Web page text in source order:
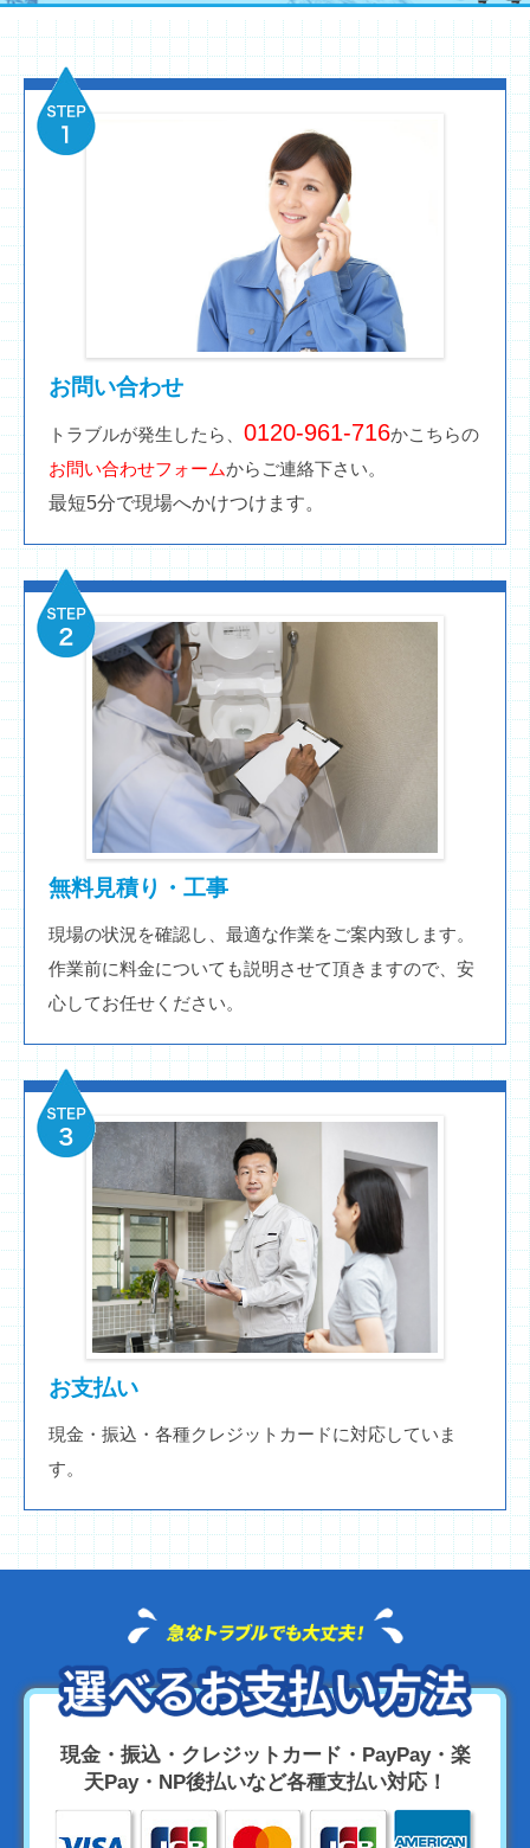
お問い合わせ
トラブルが発生したら、 0120-961-716かこちらの
お問い合わせフォームからご連絡下さい。
最短5分で現場へかけつけます。
無料見積り・工事
現場の状況を確認し、最適な作業をご案内致します。
作業前に料金についても説明させて頂きますので、安
心してお任せください。
お支払い
現金・振込・各種クレジットカードに対応していま
す。
現金・振込・クレジットカード・PayPay・楽
天Pay・NP後払いなど各種支払い対応！